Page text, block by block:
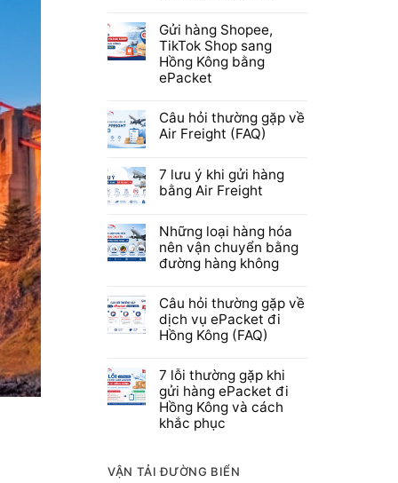
Gửi hàng Shopee,
TikTok Shop sang
Hồng Kông bằng
ePacket
Câu hỏi thường gặp về
Air Freight (FAQ)
7 lưu ý khi gửi hàng
bằng Air Freight
Những loại hàng hóa
nên vận chuyển bằng
đường hàng không
Câu hỏi thường gặp về
dịch vụ ePacket đi
Hồng Kông (FAQ)
7 lỗi thường gặp khi
gửi hàng ePacket đi
Hồng Kông và cách
khắc phục
VẬN TẢI ĐƯỜNG BIỂN